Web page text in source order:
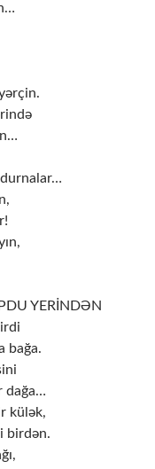
YERİNDƏN
bağa.
dağa…
külək,
birdən.